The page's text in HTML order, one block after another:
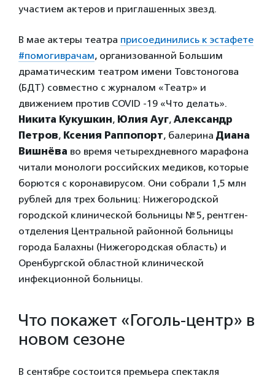
участием актеров и приглашенных звезд.
В мае актеры театра присоединились к эстафете
#помогиврачам, организованной Большим
драматическим театром имени Товстоногова
(БДТ) совместно с журналом «Театр» и
движением против COVID -19 «Что делать».
Никита Кукушкин, Юлия Ауг, Александр
Петров, Ксения Раппопорт, балерина Диана
Вишнёва во время четырехдневного марафона
читали монологи российских медиков, которые
борются с коронавирусом. Они собрали 1,5 млн
рублей для трех больниц: Нижегородской
городской клинической больницы № 5, рентген-
отделения Центральной районной больницы
города Балахны (Нижегородская область) и
Оренбургской областной клинической
инфекционной больницы.
Что покажет «Гоголь-центр» в
новом сезоне
В сентябре состоится премьера спектакля